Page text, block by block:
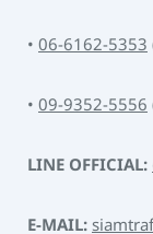
• 06-6162-5353
• 09-9352-5556
LINE OFFICIAL:
E-MAIL: